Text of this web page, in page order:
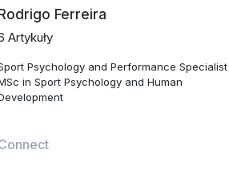
Rodrigo Ferreira
Artykuły
Psychology and Performance Specialist |
in Sport Psychology and Human